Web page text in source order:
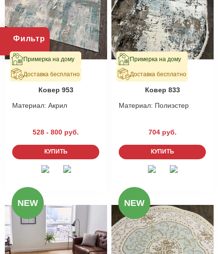
Фильтр
Примерка на дому
Доставка бесплатно
В наличии
Ковер 953
Материал: Акрил
528 - 800 руб.
КУПИТЬ
Примерка на дому
Доставка бесплатно
В наличии
Ковер 833
Материал: Полиэстер
704 руб.
КУПИТЬ
NEW NEW
Отправить
которые действительно для Вас важны.